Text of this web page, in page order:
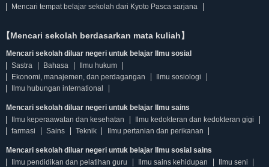
Mencari tempat belajar sekolah dari Kyoto Pasca sarjana
【Mencari sekolah berdasarkan mata kuliah】
Mencari sekolah diluar negeri untuk belajar Ilmu sosial
Sastra
Bahasa
Ilmu hukum
Ekonomi, manajemen, dan perdagangan
Ilmu sosiologi
Ilmu hubungan international
Mencari sekolah diluar negeri untuk belajar Ilmu sains
Ilmu keperaawatan dan kesehatan
Ilmu kedokteran dan kedokteran gigi
farmasi
Sains Teknik Ilmu pertanian dan perikanan
Mencari sekolah diluar negeri untuk belajar Ilmu sosial sains
Ilmu pendidikan dan pelatihan guru
Ilmu sains kehidupan
Ilmu seni